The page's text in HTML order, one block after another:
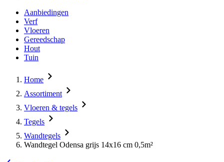
Aanbiedingen
Verf
Vloeren
Gereedschap
Hout
Tuin
Home
Assortiment
Vloeren & tegels
Tegels
Wandtegels
Wandtegel Odensa grijs 14x16 cm 0,5m²